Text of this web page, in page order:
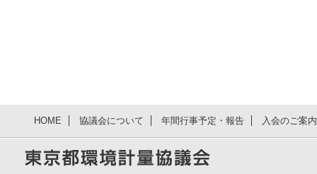
HOME 協議会について 年間行事予定・報告 入会のご案